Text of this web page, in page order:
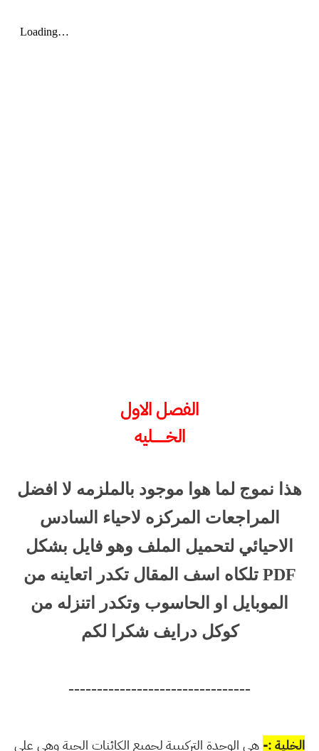
الفصل الاول
الخــــــليه
هذا نموج لما هوا موجود بالملزمه لا افضل
المراجعات المركزه لاحياء السادس
الاحيائي لتحميل الملف وهو فايل بشكل
PDF تلكاه اسف المقال تكدر اتعاينه من
الموبايل او الحاسوب وتكدر اتنزله من
كوكل درايف شكرا لكم
--------------------------------
الخلية :- هي الوحدة التركيبية لجميع الكائنات الحية وهي على